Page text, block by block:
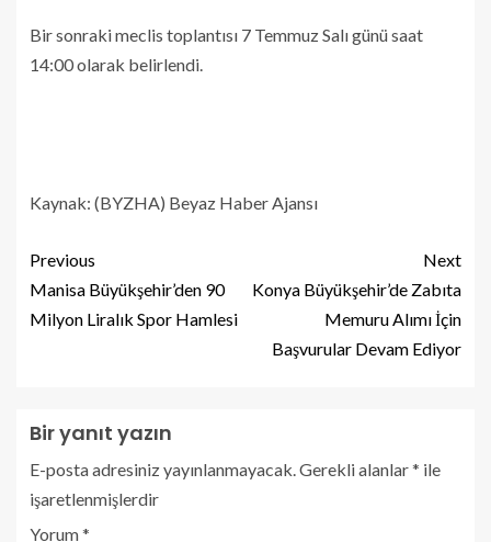
Bir sonraki meclis toplantısı 7 Temmuz Salı günü saat
14:00 olarak belirlendi.
Kaynak: (BYZHA) Beyaz Haber Ajansı
Previous
Manisa Büyükşehir’den 90
Milyon Liralık Spor Hamlesi
Next
Konya Büyükşehir’de Zabıta
Memuru Alımı İçin
Başvurular Devam Ediyor
Bir yanıt yazın
E-posta adresiniz yayınlanmayacak. Gerekli alanlar* ile
işaretlenmişlerdir
Yorum*